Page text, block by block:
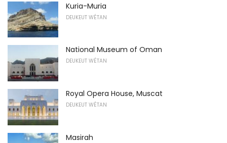
Kuria-Muria
DEUKEUT WÉTAN
National Museum of Oman
DEUKEUT WÉTAN
Royal Opera House, Muscat
DEUKEUT WÉTAN
Masirah